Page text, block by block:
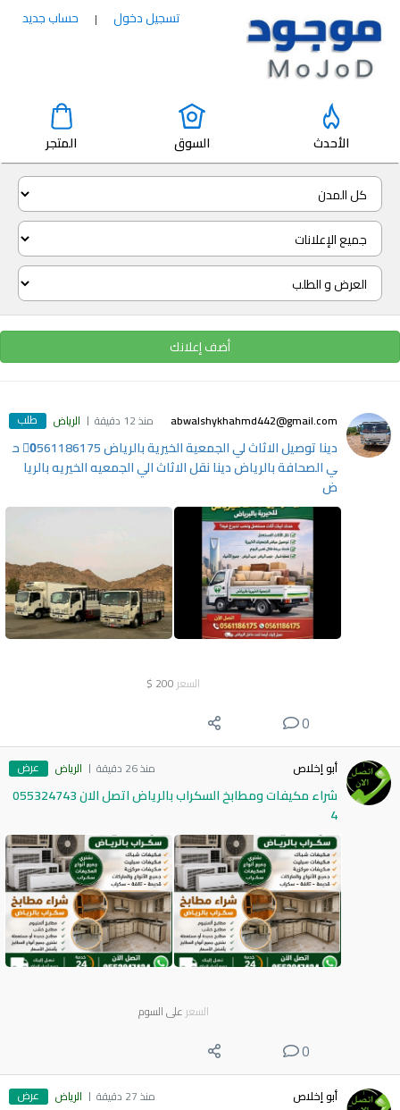
تسجيل دخول | حساب جديد
الأحدث السوق المتجر
أضف إعلانك
abwalshykhahmd442@gmail.com منذ 12 دقيقة الرياض طلب
دينا توصيل الاثاث لي الجمعية الخيرية بالرياض 0َ561186175 ح
ي الصحافة بالرياض دينا نقل الاثاث الي الجمعيه الخيريه بالريا
ض
السعر 200
$
0
أبو إخلاص منذ 26 دقيقة الرياض عرض
شراء مكيفات ومطابخ السكراب بالرياض اتصل الان 055324743
4
السعر على السوم
0
أبو إخلاص منذ 27 دقيقة الرياض عرض